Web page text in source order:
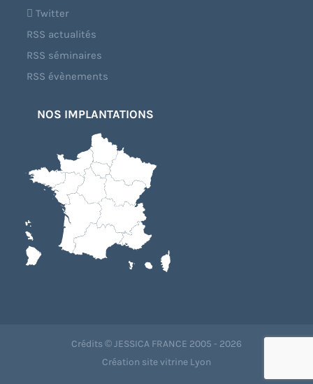
Twitter
RSS actualités
RSS séminaires
RSS évènements
NOS IMPLANTATIONS
Crédits © JESSICA FRANCE 2005 - 2026
Création site vitrine Lyon